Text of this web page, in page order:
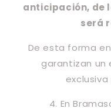
anticipación, de
será
De esta forma
garantizan un
4. En